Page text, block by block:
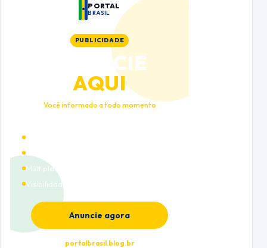
PORTAL
BRASIL
PUBLICIDADE
ANUNCIE
AQUI
Você informado a todo momento
Múltiplas categorias
Visibilidade premium
Anuncie agora
portalbrasil.blog.br